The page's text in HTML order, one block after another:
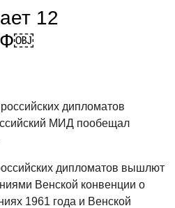
12
дипломатов
МИД пообещал
дипломатов вышлют
Венской конвенции о
1961 года и Венской